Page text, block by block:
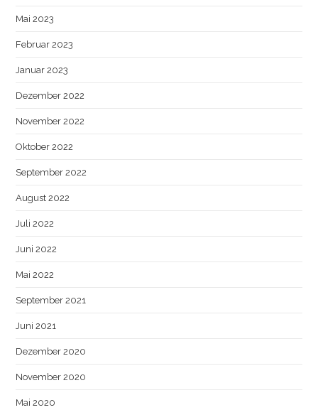
Mai 2023
Februar 2023
Januar 2023
Dezember 2022
November 2022
Oktober 2022
September 2022
August 2022
Juli 2022
Juni 2022
Mai 2022
September 2021
Juni 2021
Dezember 2020
November 2020
Mai 2020